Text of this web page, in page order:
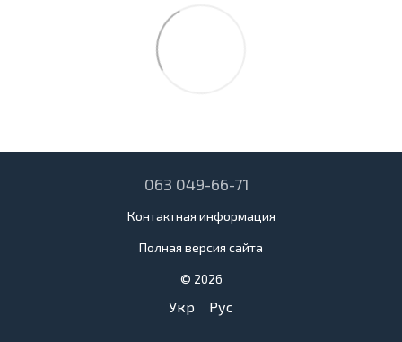
063 049-66-71
Контактная информация
Полная версия сайта
© 2026
Укр Рус